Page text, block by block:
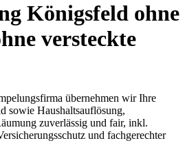
Königsfeld ohne
versteckte
übernehmen wir Ihre
sowie Haushaltsauflösung,
zuverlässig und fair, inkl.
und fachgerechter